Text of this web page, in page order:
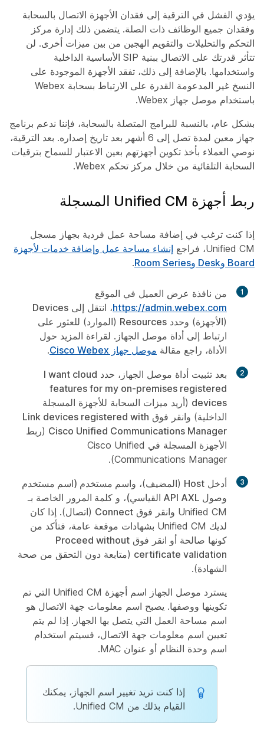
يؤدي الفشل في الترقية إلى فقدان الأجهزة الاتصال بالسحابة
وفقدان جميع الوظائف ذات الصلة. يتضمن ذلك إدارة مركز
التحكم والتحليلات والتقويم الهجين من بين ميزات أخرى. لن
تتأثر قدرتك على الاتصال ببنية SIP الأساسية الداخلية
واستخدامها. بالإضافة إلى ذلك، تفقد الأجهزة الموجودة على
النسخ غير المدعومة القدرة على الارتباط بسحابة Webex
باستخدام موصل جهاز Webex.
بشكل عام، بالنسبة للبرامج المتصلة بالسحابة، فإننا ندعم برنامج
جهاز معين لمدة تصل إلى 6 أشهر بعد تاريخ إصداره. بعد الترقية،
نوصي العملاء بأخذ تكوين أجهزتهم بعين الاعتبار للسماح بترقيات
السحابة التلقائية من خلال مركز تحكم Webex.
ربط أجهزة Unified CM المسجلة
إذا كنت ترغب في إضافة مساحة عمل فردية بجهاز مسجل
Unified CM، فراجع
إنشاء مساحة عمل وإضافة خدمات لأجهزة
Board وDesk وRoom Series
.
1
من نافذة عرض العميل في الموقع
https://admin.webex.com، انتقل إلى Devices
(الأجهزة) وحدد Resources (الموارد) للعثور على
ارتباط إلى أداة موصل الجهاز. لقراءة المزيد حول
الأداة، راجع مقالة موصل جهاز Cisco Webex .
2 بعد تثبيت أداة موصل الجهاز، حدد I want cloud
features for my on-premises registered
devices (أريد ميزات السحابة للأجهزة المسجلة
الداخلية) وانقر فوق Link devices registered with
Cisco Unified Communications Manager (ربط
الأجهزة المسجلة في Cisco Unified
Communications Manager).
3 أدخل Host (المضيف)، واسم مستخدم (اسم مستخدم
وصول API AXL القياسي)
، و كلمة المرور الخاصة بـ
Unified CM وانقر فوق
Connect (اتصال). إذا كان
لديك Unified CM بشهادات موقعة عامة، فتأكد من
كونها صالحة أو انقر فوق Proceed without
certificate validation (متابعة دون التحقق من صحة
الشهادة).
يسترد موصل الجهاز اسم أجهزة Unified CM التي تم
تكوينها ووصفها. يصبح اسم معلومات جهة الاتصال هو
اسم مساحة العمل التي يتصل بها الجهاز. إذا لم يتم
تعيين اسم معلومات جهة الاتصال، فسيتم استخدام
اسم وحدة النظام أو عنوان MAC.
إذا كنت تريد تغيير اسم الجهاز، يمكنك
القيام بذلك من Unified CM.